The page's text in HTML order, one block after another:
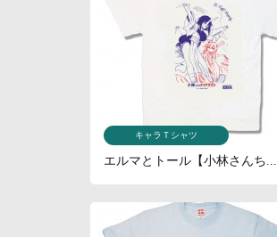
キャラＴシャツ
エルマとトール【小林さんち...